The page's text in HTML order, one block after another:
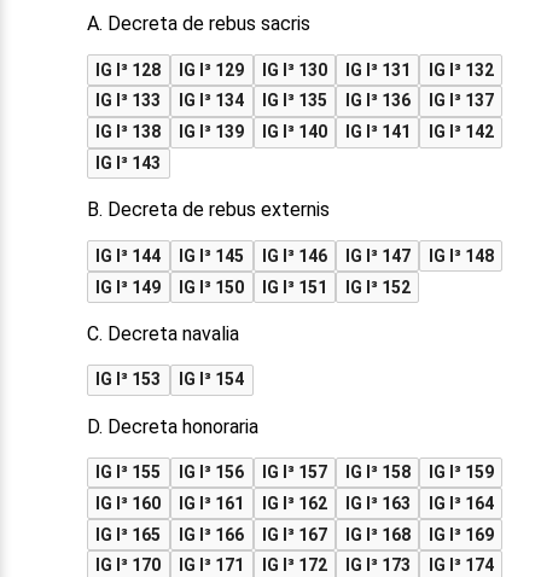
A. Decreta de rebus sacris
IG I³ 128 IG I³ 129 IG I³ 130 IG I³ 131
IG I³ 132
IG I³ 133
IG I³ 134 IG I³ 135 IG I³ 136
IG I³ 137
IG I³ 138
IG I³ 139 IG I³ 140 IG I³ 141
IG I³ 142
IG I³ 143
B. Decreta de rebus externis
IG I³ 144 IG I³ 145 IG I³ 146 IG I³ 147
IG I³ 148
IG I³ 149
IG I³ 150 IG I³ 151 IG I³ 152
C. Decreta navalia
IG I³ 153 IG I³ 154
D. Decreta honoraria
IG I³ 155 IG I³ 156 IG I³ 157 IG I³ 158
IG I³ 159
IG I³ 160
IG I³ 161 IG I³ 162 IG I³ 163
IG I³ 164
IG I³ 165
IG I³ 166 IG I³ 167 IG I³ 168
IG I³ 169
IG I³ 170
IG I³ 171 IG I³ 172 IG I³ 173
IG I³ 174